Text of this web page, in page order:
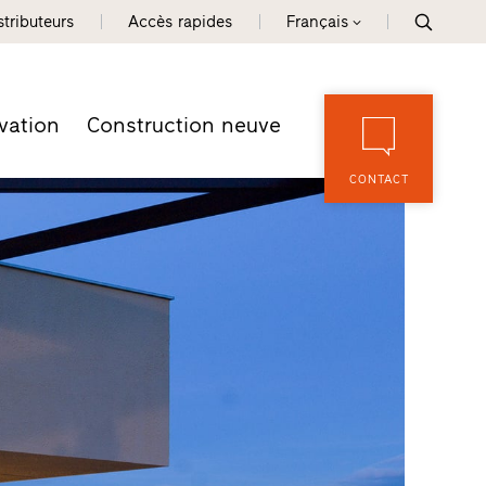
Accès rapides Français
Construction neuve
CONTACT